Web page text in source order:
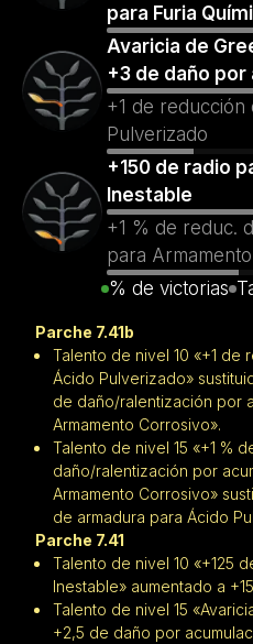
para Furia
Avaricia de
+3 de daño por
+1 de reducción
Pulverizado
+150 de radio
Inestable
+1 % de reduc.
para
% de victorias
Parche 7.41b
Talento de nivel 10 «+1 de
Ácido Pulverizado»
de daño/ralentización por
Armamento Corrosivo».
Talento de nivel 15 «+1 %
daño/ralentización por
Armamento Corrosivo»
de armadura para Ácido
Parche 7.41
Talento de nivel 10 «+125
Inestable» aumentado a
Talento de nivel 15
+2,5 de daño por